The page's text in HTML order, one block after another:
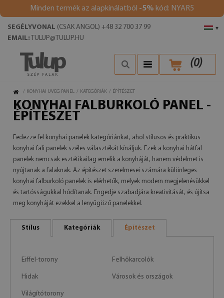
Minden termék az alapkínálatból -5% kód: NYAR5
▾
SEGÉLYVONAL (CSAK ANGOL) +48 32 700 37 99
EMAIL: TULUP@TULUP.HU
(0)
/ KONYHAI ÜVEG PANEL / KATEGÓRIÁK / ÉPÍTÉSZET
KONYHAI FALBURKOLÓ PANEL -
ÉPÍTÉSZET
Fedezze fel konyhai panelek kategóriánkat, ahol stílusos és praktikus
konyhai fali panelek széles választékát kínáljuk. Ezek a konyhai hátfal
panelek nemcsak esztétikailag emelik a konyháját, hanem védelmet is
nyújtanak a falaknak. Az építészet szerelmesei számára különleges
konyhai falburkoló panelek is elérhetők, melyek modern megjelenésükkel
és tartósságukkal hódítanak. Engedje szabadjára kreativitását, és újítsa
meg konyháját ezekkel a lenyűgöző panelekkel.
Stílus Kategóriák Építészet
Eiffel-torony Felhőkarcolók
Hidak Városok és országok
Világítótorony